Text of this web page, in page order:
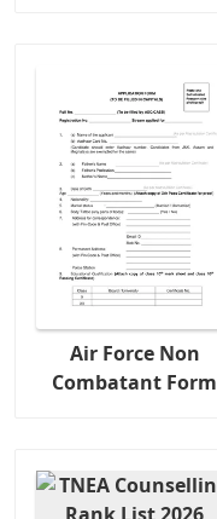
Air Force Non
Combatant Form